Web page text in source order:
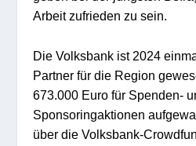
Arbeit zufrieden zu sein.
Die Volksbank ist 2024
Partner für die Region
673.000 Euro für Spenden-
Sponsoringaktionen
über die Volksbank-